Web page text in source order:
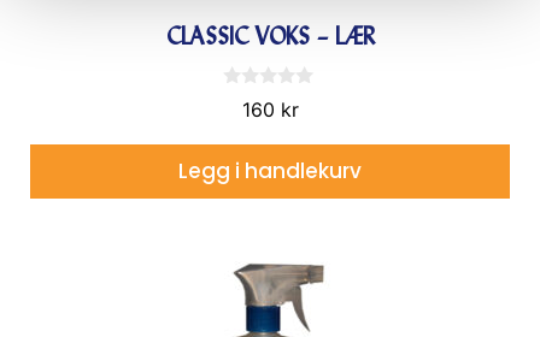
CLASSIC VOKS – LÆR
5
160 kr
Legg i handlekurv